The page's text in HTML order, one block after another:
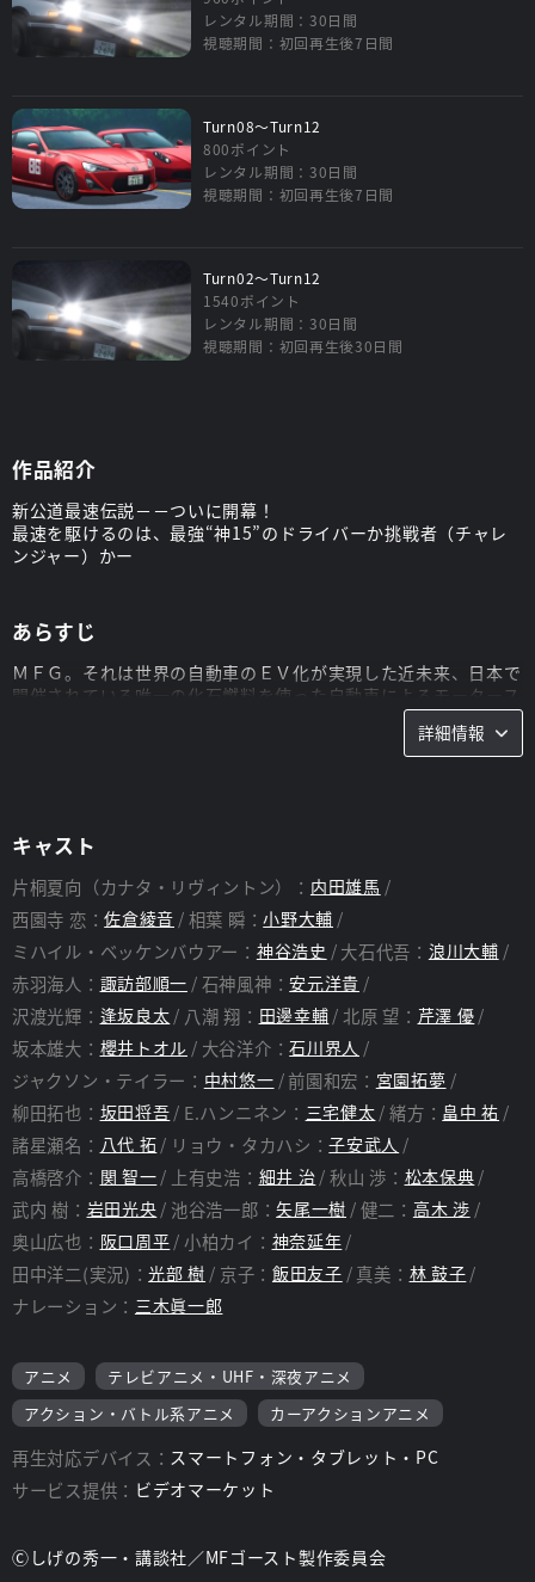
レンタル期間：30日間
視聴期間：初回再生後7日間
Turn08～Turn12
800ポイント
レンタル期間：30日間
視聴期間：初回再生後7日間
Turn02～Turn12
1540ポイント
レンタル期間：30日間
視聴期間：初回再生後30日間
作品紹介
新公道最速伝説－－ついに開幕！
最速を駆けるのは、最強“神15”のドライバーか挑戦者（チャレ
ンジャー）かー
あらすじ
ＭＦＧ。それは世界の自動車のＥＶ化が実現した近未来、日本で
開催されている唯一の化石燃料を使った自動車によるモータース
ポーツである。今や絶滅危惧種となったハイパワーマシンによる
熾烈なレースは世界中にインターネット配信され、爆発的な人気
を博していた。そこに英国から渡航した一人の若者が、チャレン
サン・GT-R。世界最高峰のハイパワーマシンを駆るライバル達
に対して、カナタが選んだのはトヨタ８６ＧＴ。非力なマシンで
いかに強豪に立ち向かうのか？ 箱根を舞台に繰り広げられるＭ
ＦＧ第１戦・小田原パイクスピーク。挑戦者・カナタの走りは、
並み居るライバル達や観客の目を奪う。箱根ダウンヒルを圧倒的
な速さで駆け抜ける８６――。新たな公道最速伝説が、今生まれ
ようとしていた。
スタッフ
監督： 中 智仁 脚本： 山下憲一、稲荷明比古
詳細情報
キャスト
片桐夏向（カナタ・リヴィントン）： 内田雄馬
西園寺 恋：佐倉綾音 相葉 瞬：小野大輔
ミハイル・ベッケンバウアー： 神谷浩史 大石代吾： 浪川大輔
赤羽海人： 諏訪部順一 石神風神：安元洋貴
沢渡光輝： 逢坂良太 八潮 翔： 田邊幸輔 北原 望： 芹澤 優
坂本雄大： 櫻井トオル 大谷洋介：石川界人
ジャクソン・テイラー： 中村悠一 前園和宏： 宮園拓夢
柳田拓也： 坂田将吾 E.ハンニネン： 三宅健太 緒方： 畠中 祐
諸星瀬名： 八代 拓 リョウ・タカハシ：子安武人
高橋啓介： 関 智一 上有史浩： 細井 治 秋山 渉： 松本保典
武内 樹： 岩田光央 池谷浩一郎：矢尾一樹 健二： 高木 渉
奥山広也： 阪口周平 小柏カイ： 神奈延年
田中洋二(実況)：光部 樹 京子： 飯田友子 真美： 林 鼓子
ナレーション： 三木眞一郎
アニメ
テレビアニメ・UHF・深夜アニメ
アクション・バトル系アニメ
カーアクションアニメ
再生対応デバイス： スマートフォン・タブレット・PC
サービス提供： ビデオマーケット
Ⓒしげの秀一・講談社／MFゴースト製作委員会